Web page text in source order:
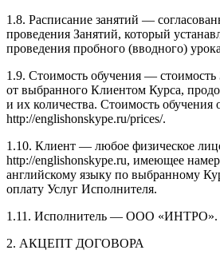
1.8. Расписание занятий —
проведения Занятий, который
проведения пробного (вводного)
1.9. Стоимость обучения — стоимость
от выбранного Клиентом Курса,
и их количества. Стоимость обучения
http://englishonskype.ru/prices/.
1.10. Клиент — любое физическое
http://englishonskype.ru, имеющее
английскому языку по выбранному
оплату Услуг Исполнителя.
1.11. Исполнитель — ООО «ИНТРО».
2. АКЦЕПТ ДОГОВОРА